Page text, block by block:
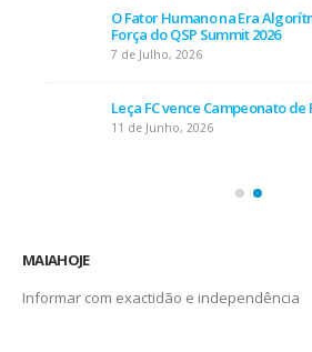
O Fator Humano na Era
Força do QSP Summit 2026
7 de Julho, 2026
Leça FC vence Campeonato de
11 de Junho, 2026
MAIAHOJE
Informar com exactidão e independência